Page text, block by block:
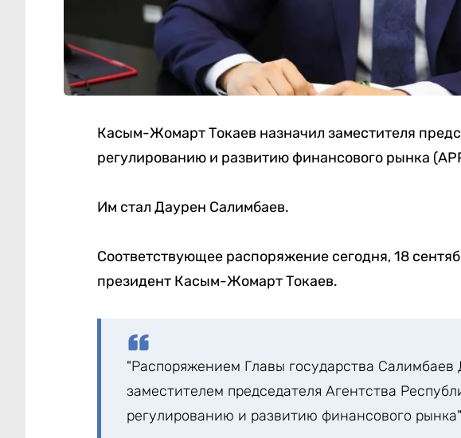
Касым-Жомарт Токаев назначил заместителя
регулированию и развитию финансового рынка
Им стал Даурен Салимбаев.
Соответствующее распоряжение сегодня, 18
президент Касым-Жомарт Токаев.
"Распоряжением Главы государства
заместителем председателя Агентства
регулированию и развитию финансового рынка"